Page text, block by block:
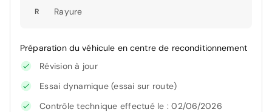
R Rayure
Préparation du véhicule en centre de reconditionnement
Révision à jour
Essai dynamique (essai sur route)
Contrôle technique effectué le : 02/06/2026